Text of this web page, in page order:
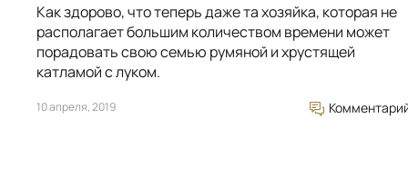
Как здорово, что теперь даже та хозяйка, которая не
располагает большим количеством времени может
порадовать свою семью румяной и хрустящей
катламой с луком.
10 апреля, 2019